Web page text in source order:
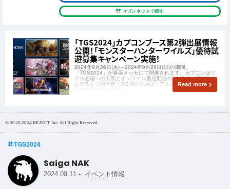
セブンネットで探す
「TGS2024」カプコンブース第2弾出展情報
公開！「モンスターハンターワイルズ」優待試
遊募集キャンペーン実施！
2024年9月26日(木)～2024年9月29日(日)の期間、
「TGS2024」が幕張メッセにて開催されます。カプコンはリ
アル会場への出展とオンライン番組配信の2本立てで最新ゲー
ム情報を公開予定！第2弾の今回はリアル会場出展タイトルの
Read more
© 2018-2024 REJECT Inc. All Right Reserved.
TGS2024
Saiga NAK
2024.09.11 - イベント情報